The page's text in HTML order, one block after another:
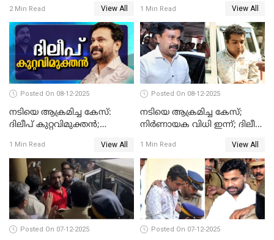
2 Min Read View All
സമ്മതിച്ചെന്ന് പൊലീസ്
1 Min Read View All
Posted On 08-12-2025
നടിയെ ആക്രമിച്ച കേസ്:
ദിലീപ് കുറ്റവിമുക്തന്‍;
പ്രതികള്‍ കുറ്റക്കാര്‍;
ശിക്ഷവിധി 12 ന്
1 Min Read View All
Posted On 08-12-2025
നടിയെ ആക്രമിച്ച കേസ്;
നിർണായക വിധി ഇന്ന്; ദിലീപ്
1 Min Read View All
Posted On 07-12-2025 Posted On 07-12-2025